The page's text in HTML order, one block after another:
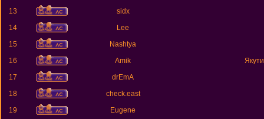
13
sidx
14
Lee
15
Nashtya
16
Amik
17
drEmA
18
check.east
19
Eugene